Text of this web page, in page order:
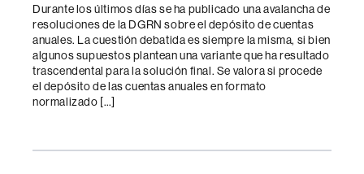
Durante los últimos días se ha publicado una avalancha de
resoluciones de la DGRN sobre el depósito de cuentas
anuales. La cuestión debatida es siempre la misma, si bien
algunos supuestos plantean una variante que ha resultado
trascendental para la solución final. Se valora si procede
el depósito de las cuentas anuales en formato
normalizado […]